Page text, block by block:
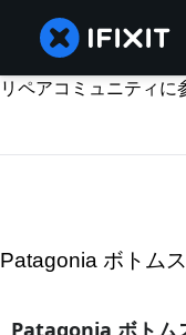
リペアコミュニティに
Patagonia ボトム
Patagonia ボトム